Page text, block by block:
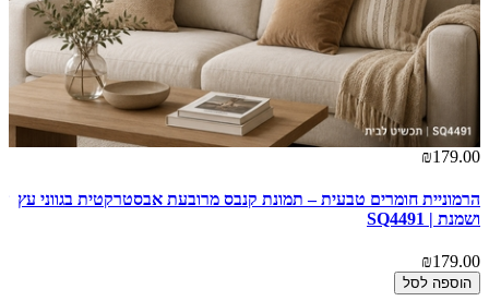
₪179.00
הרמוניית חומרים טבעית – תמונת קנבס מרובעת אבסטרקטית בגווני עץ
ושמנת | SQ4491
₪179.00
הוספה לסל